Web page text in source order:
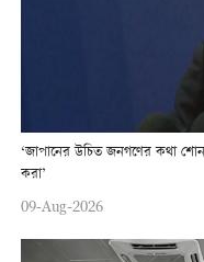
‘জাপানের উচিত জনগণের কথা
করা’
09-Aug-2026